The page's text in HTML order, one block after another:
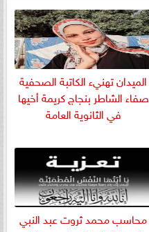
الميدان تهنيء الكاتبة الصحفية
صفاء الشاطر بنجاج كريمة أخيها
في الثانوية العامة
​محاسب محمد ثروت عبد النبي